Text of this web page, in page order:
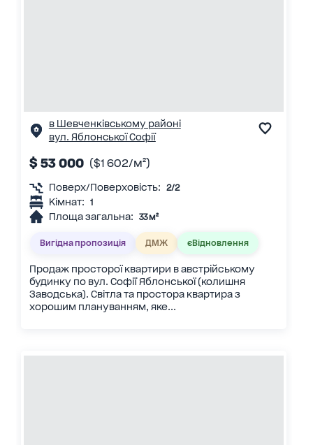
в Шевченківському районі
вул. Яблонської Софії
$ 53 000 ($1 602/м²)
Поверх/Поверховість: 2/2
Кімнат: 1
Площа загальна: 33 м²
Вигідна пропозиція ДМЖ єВідновлення
Продаж просторої квартири в австрійському
будинку по вул. Софії Яблонської (колишня
Заводська). Світла та простора квартира з
хорошим плануванням, яке...